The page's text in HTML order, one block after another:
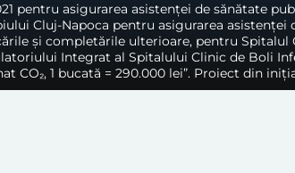
pentru asigurarea asistenței de sănătate
Cluj-Napoca pentru asigurarea asistenței
și completările ulterioare, pentru Spitalul
Integrat al Spitalului Clinic de Boli
CO₂, 1 bucată = 290.000 lei”. Proiect din